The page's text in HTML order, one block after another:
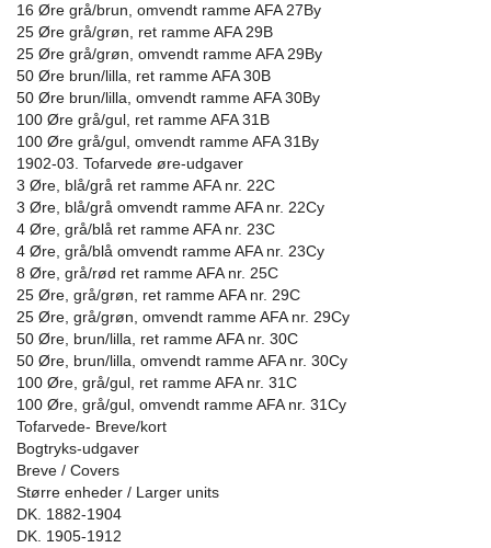
16 Øre grå/brun, omvendt ramme AFA 27By
25 Øre grå/grøn, ret ramme AFA 29B
25 Øre grå/grøn, omvendt ramme AFA 29By
50 Øre brun/lilla, ret ramme AFA 30B
50 Øre brun/lilla, omvendt ramme AFA 30By
100 Øre grå/gul, ret ramme AFA 31B
100 Øre grå/gul, omvendt ramme AFA 31By
1902-03. Tofarvede øre-udgaver
3 Øre, blå/grå ret ramme AFA nr. 22C
3 Øre, blå/grå omvendt ramme AFA nr. 22Cy
4 Øre, grå/blå ret ramme AFA nr. 23C
4 Øre, grå/blå omvendt ramme AFA nr. 23Cy
8 Øre, grå/rød ret ramme AFA nr. 25C
25 Øre, grå/grøn, ret ramme AFA nr. 29C
25 Øre, grå/grøn, omvendt ramme AFA nr. 29Cy
50 Øre, brun/lilla, ret ramme AFA nr. 30C
50 Øre, brun/lilla, omvendt ramme AFA nr. 30Cy
100 Øre, grå/gul, ret ramme AFA nr. 31C
100 Øre, grå/gul, omvendt ramme AFA nr. 31Cy
Tofarvede- Breve/kort
Bogtryks-udgaver
Breve / Covers
Større enheder / Larger units
DK. 1882-1904
DK. 1905-1912